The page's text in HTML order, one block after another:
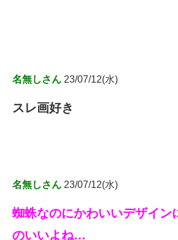
名無しさん 23/07/12(水)
スレ画好き
名無しさん 23/07/12(水)
蜘蛛なのにかわいいデザイン
のいいよね…